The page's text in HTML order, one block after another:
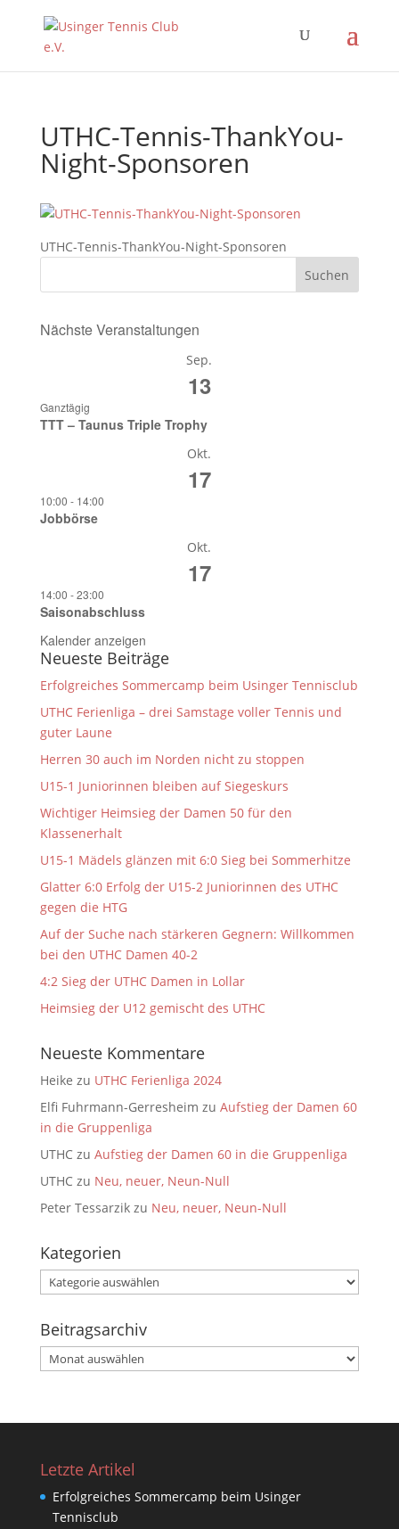
UTHC-Tennis-ThankYou-
Night-Sponsoren
UTHC-Tennis-ThankYou-Night-Sponsoren
Nächste Veranstaltungen
Sep.
13
Ganztägig
TTT – Taunus Triple Trophy
Okt.
17
10:00 - 14:00
Jobbörse
Okt.
17
14:00 -23:00
Saisonabschluss
Kalender anzeigen
Neueste Beiträge
Erfolgreiches Sommercamp beim Usinger Tennisclub
UTHC Ferienliga – drei Samstage voller Tennis und
guter Laune
Herren 30 auch im Norden nicht zu stoppen
U15-1 Juniorinnen bleiben auf Siegeskurs
Wichtiger Heimsieg der Damen 50 für den
Klassenerhalt
U15-1 Mädels glänzen mit 6:0 Sieg bei Sommerhitze
Glatter 6:0 Erfolg der U15-2 Juniorinnen des UTHC
gegen die HTG
Auf der Suche nach stärkeren Gegnern: Willkommen
bei den UTHC Damen 40-2
4:2 Sieg der UTHC Damen in Lollar
Heimsieg der U12 gemischt des UTHC
Neueste Kommentare
Heike zu UTHC Ferienliga 2024
Elfi Fuhrmann-Gerresheim zu Aufstieg der Damen 60
in die Gruppenliga
UTHCzu Aufstieg der Damen 60 in die Gruppenliga
UTHCzu Neu, neuer, Neun-Null
Peter Tessarzikzu Neu, neuer, Neun-Null
Kategorien
Kategorien
Beitragsarchiv
Beitragsarchiv
Letzte Artikel
Erfolgreiches Sommercamp beim Usinger
Tennisclub